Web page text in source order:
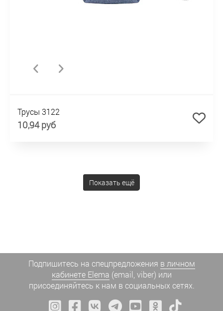
Трусы 3122
10,94 руб
Показать ещё
Подпишитесь на спецпредложения в личном
кабинете Elema (email, viber) или
присоединяйтесь к нам в социальных сетях.